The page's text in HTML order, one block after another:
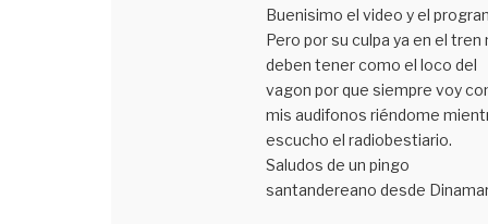
Buenisimo el video y el
Pero por su culpa ya en el tren
deben tener como el loco del
vagon por que siempre voy
mis audifonos riéndome
escucho el radiobestiario.
Saludos de un pingo
santandereano desde